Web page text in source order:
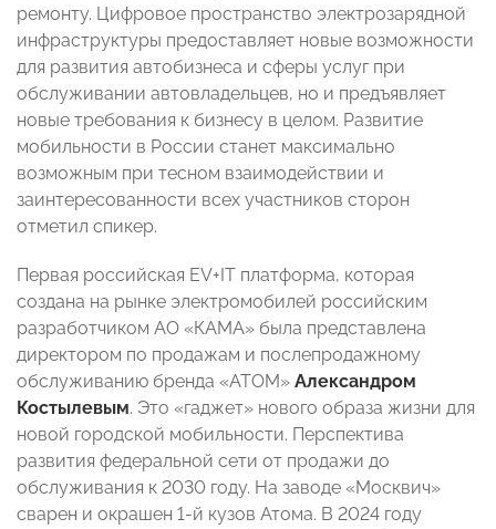
ремонту. Цифровое пространство электрозарядной
инфраструктуры предоставляет новые возможности
для развития автобизнеса и сферы услуг при
обслуживании автовладельцев, но и предъявляет
новые требования к бизнесу в целом. Развитие
мобильности в России станет максимально
возможным при тесном взаимодействии и
заинтересованности всех участников сторон
отметил спикер.
Первая российская EV+IT платформа, которая
создана на рынке электромобилей российским
разработчиком АО «КАМА» была представлена
директором по продажам и послепродажному
обслуживанию бренда «АТОМ» Александром
Костылевым. Это «гаджет» нового образа жизни для
новой городской мобильности. Перспектива
развития федеральной сети от продажи до
обслуживания к 2030 году. На заводе «Москвич»
сварен и окрашен 1-й кузов Атома. В 2024 году